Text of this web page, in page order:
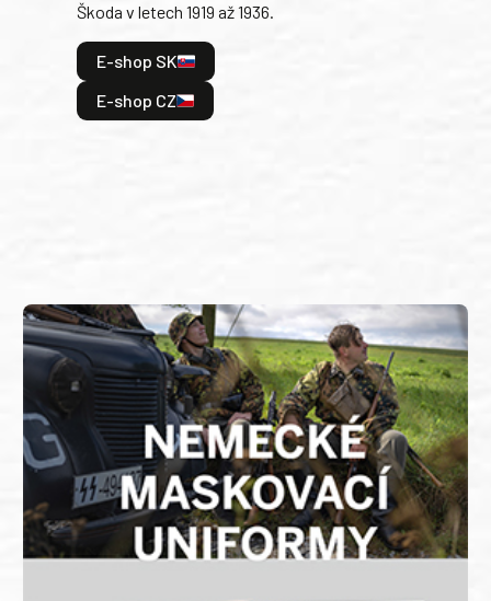
Škoda v letech 1919 až 1936.
E-shop SK
E-shop CZ